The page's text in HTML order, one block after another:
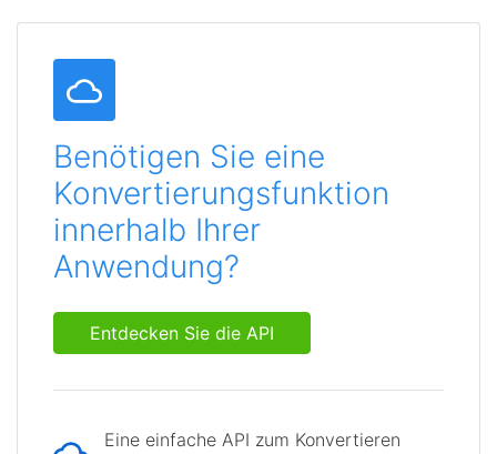
Benötigen Sie eine
Konvertierungsfunktion
innerhalb Ihrer
Anwendung?
Entdecken Sie die API
Eine einfache API zum Konvertieren